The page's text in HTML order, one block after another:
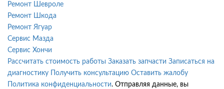
Ремонт Шевроле
Ремонт Шкода
Ремонт Ягуар
Сервис Мазда
Сервис Хончи
Рассчитать стоимость работы Заказать запчасти Записаться на
диагностику
Получить консультацию Оставить жалобу
Политика конфиденциальности. Отправляя данные, вы